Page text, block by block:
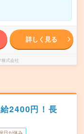
詳しく見る
式会社
2400円！長
日が休み